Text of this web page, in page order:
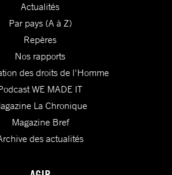
Actualités
Par pays (A à Z)
Repères
Nos rapports
des droits de l'Homme
WE MADE IT
La Chronique
Magazine Bref
des actualités